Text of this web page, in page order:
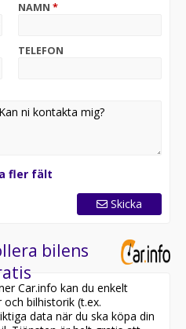
största premium bilhandlare!
NAMN *
TELEFON
fler fält
Skicka
bilens
Car.info kan du enkelt
bilhistorik (t.ex.
data när du ska köpa din